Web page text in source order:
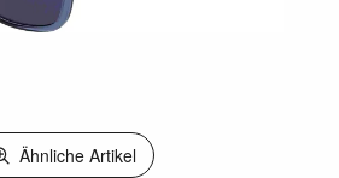
Ähnliche Artikel